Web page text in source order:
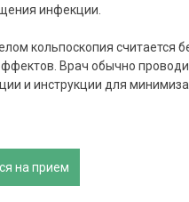
инфекции.
кольпоскопия считается
Врач обычно
и инструкции для
на прием